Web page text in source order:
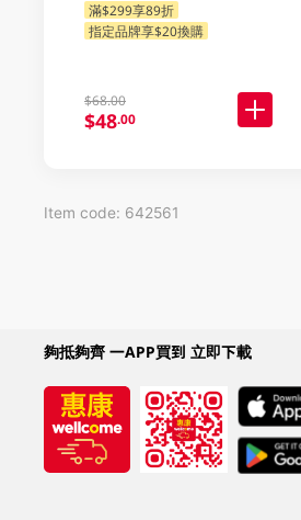
滿$299享89折
指定品牌享$20換購
$68.00
$48.00
Item code: 642561
夠抵夠齊 一APP買到 立即下載